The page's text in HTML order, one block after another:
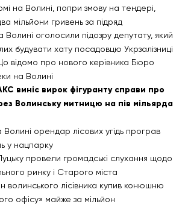
на Волині, попри змову на тендері,
мільйони гривень за підряд
Волині оголосили підозру депутату, який
будувати хату посадовцю Укрзалізниці
відомо про нового керівника Бюро
на Волині
виніс вирок фігуранту справи про
Волинську митницю на пів мільярда
Волині орендар лісових угідь програв
у нацпарку
провели громадські слухання щодо
ринку і Старого міста
волинського лісівника купив конюшню
офісу» майже за мільйон